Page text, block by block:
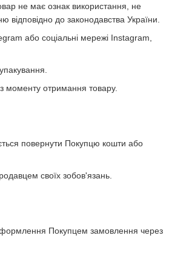
не має ознак використання, не
відповідно до законодавства України.
або соціальні мережі Instagram,
моменту отримання товару.
повернути Покупцю кошти або
своїх зобов'язань.
Покупцем замовлення через